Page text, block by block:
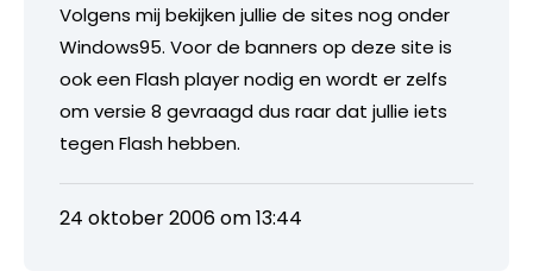
Volgens mij bekijken jullie de sites nog onder
Windows95. Voor de banners op deze site is
ook een Flash player nodig en wordt er zelfs
om versie 8 gevraagd dus raar dat jullie iets
tegen Flash hebben.
24 oktober 2006 om 13:44